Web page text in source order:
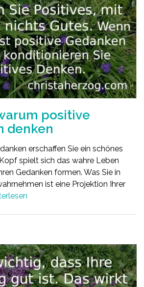
positive
denken
erschaffen Sie ein schönes
spielt sich das wahre Leben
Gedanken formen. Was Sie in
ist eine Projektion Ihrer